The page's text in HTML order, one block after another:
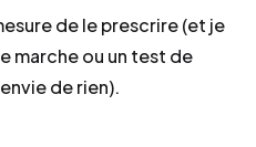
de le prescrire (et je
marche ou un test de
de rien).